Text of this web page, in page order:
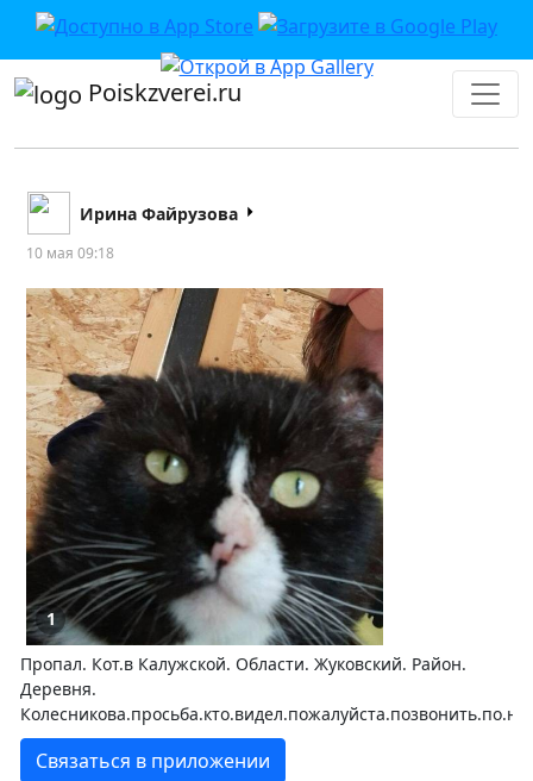
Poiskzverei.ru
Ирина Файрузова
10 мая 09:18
1
Пропал. Кот.в Калужской. Области. Жуковский. Район.
Деревня.
Связаться в приложении